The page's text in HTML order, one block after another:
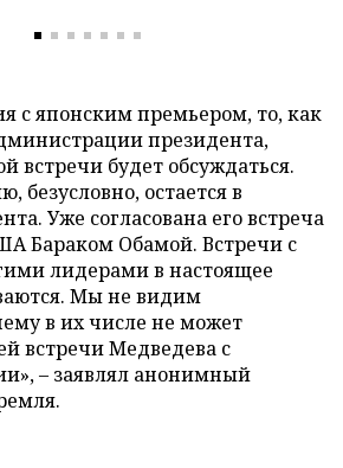
с японским премьером, то, как
президента,
встречи будет обсуждаться.
безусловно, остается в
Уже согласована его встреча
Бараком Обамой. Встречи с
лидерами в настоящее
Мы не видим
в их числе не может
встречи Медведева с
– заявлял анонимный